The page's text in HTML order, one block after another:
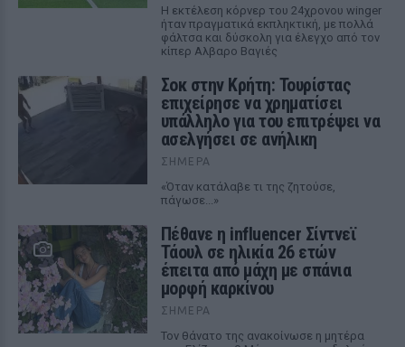
Η εκτέλεση κόρνερ του 24χρονου winger
ήταν πραγματικά εκπληκτική, με πολλά
φάλτσα και δύσκολη για έλεγχο από τον
κίπερ Αλβαρο Βαγιές
Σοκ στην Κρήτη: Τουρίστας
επιχείρησε να χρηματίσει
υπάλληλο για του επιτρέψει να
ασελγήσει σε ανήλικη
ΣΉΜΕΡΑ
«Όταν κατάλαβε τι της ζητούσε,
πάγωσε...»
Πέθανε η influencer Σίντνεϊ
Τάουλ σε ηλικία 26 ετών
έπειτα από μάχη με σπάνια
μορφή καρκίνου
ΣΉΜΕΡΑ
Τον θάνατο της ανακοίνωσε η μητέρα